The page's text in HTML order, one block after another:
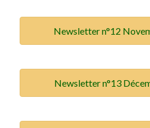
Newsletter n°12
Newsletter n°13